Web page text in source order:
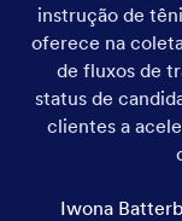
instrução de
oferece na
de fluxos de
status de
clientes a
Iwona